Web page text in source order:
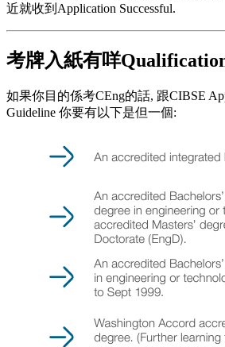
近就收到Application Successful.
考牌入紙有咩
如果你目的係考CEng的話, 跟CIBSE
Guideline 你要有以下是但一個: